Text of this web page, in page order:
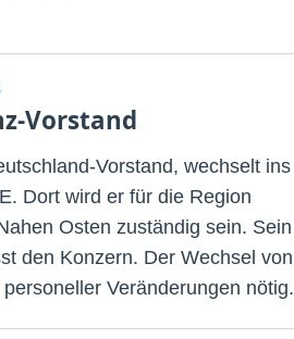
Vorstand
Vorstand, wechselt ins
Dort wird er für die Region
Osten zuständig sein. Sein
den Konzern. Der Wechsel von
Veränderungen nötig.